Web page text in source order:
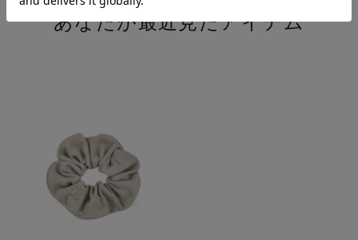
あなたが最近見たアイテム